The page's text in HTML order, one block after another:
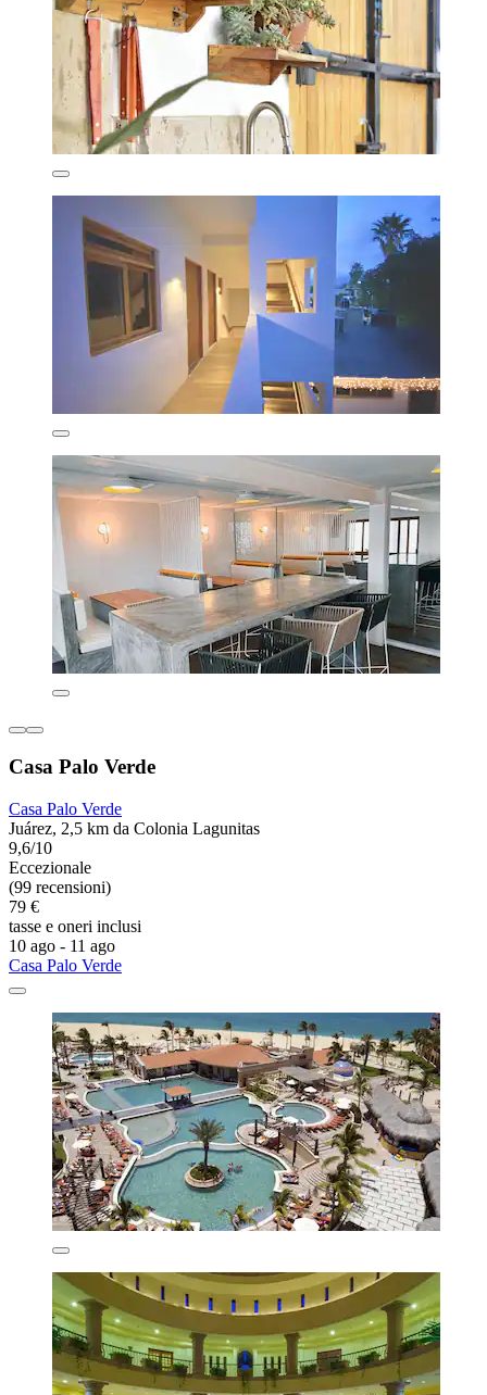
Casa Palo Verde
Casa Palo Verde
Juárez, 2,5 km da Colonia Lagunitas
9,6/10
Eccezionale
(99 recensioni)
79 €
tasse e oneri inclusi
10 ago - 11 ago
Casa Palo Verde